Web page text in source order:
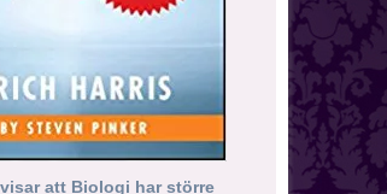
att Biologi har större